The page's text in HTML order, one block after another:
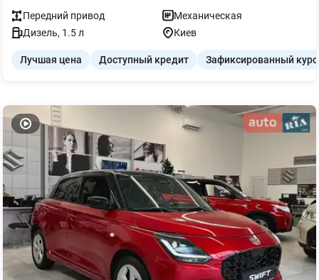
Передний привод
Механическая
Дизель, 1.5л Киев
Лучшая цена Доступный кредит Зафиксированный курс